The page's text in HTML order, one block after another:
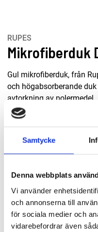
Samtycke
Denna webbplats
Vi använder
och annonserna till
för sociala medier och
vidarebefordrar även
RUPES
Mikrofiberduk
Gul mikrofiberduk, från
och högabsorberande
avtorkning av
den effektivt upp rester
slitstarka mikrofibrerna
garanterad renhet och
EAN-kod: 8059519682223
142 kr